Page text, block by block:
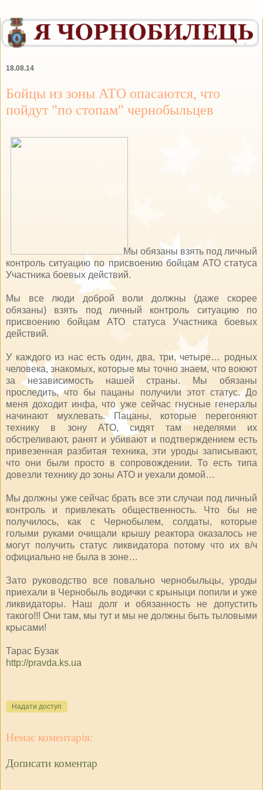
18.08.14
Бойцы из зоны АТО опасаются, что
пойдут "по стопам" чернобыльцев
Мы обязаны взять под личный
контроль ситуацию по присвоению бойцам АТО статуса
Участника боевых действий.
Мы все люди доброй воли должны (даже скорее
обязаны) взять под личный контроль ситуацию по
присвоению бойцам АТО статуса Участника боевых
действий.
У каждого из нас есть один, два, три, четыре… родных
человека, знакомых, которые мы точно знаем, что воюют
за независимость нашей страны. Мы обязаны
проследить, что бы пацаны получили этот статус. До
меня доходит инфа, что уже сейчас гнусные генералы
начинают мухлевать. Пацаны, которые перегоняют
технику в зону АТО, сидят там неделями их
обстреливают, ранят и убивают и подтверждением есть
привезенная разбитая техника, эти уроды записывают,
что они были просто в сопровождении. То есть типа
довезли технику до зоны АТО и уехали домой…
Мы должны уже сейчас брать все эти случаи под личный
контроль и привлекать общественность. Что бы не
получилось, как с Чернобылем, солдаты, которые
голыми руками очищали крышу реактора оказалось не
могут получить статус ликвидатора потому что их в/ч
официально не была в зоне…
Зато руководство все повально чернобыльцы, уроды
приехали в Чернобыль водички с крыныци попили и уже
ликвидаторы. Наш долг и обязанность не допустить
такого!!! Они там, мы тут и мы не должны быть тыловыми
крысами!
Тарас Бузак
http://pravda.ks.ua
Надати доступ
Немає коментарів:
Дописати коментар